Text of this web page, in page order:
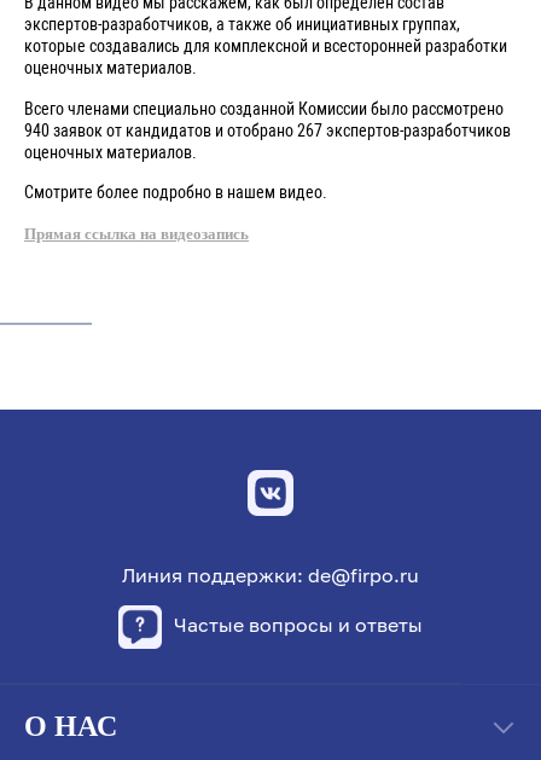
экспертов-разработчиков, а также об инициативных группах,
которые создавались для комплексной и всесторонней разработки
оценочных материалов.
Всего членами специально созданной Комиссии было рассмотрено
940 заявок от кандидатов и отобрано 267 экспертов-разработчиков
оценочных материалов.
Смотрите более подробно в нашем видео.
Прямая ссылка на видеозапись
Линия поддержки: de@firpo.ru
Частые вопросы и ответы
О НАС